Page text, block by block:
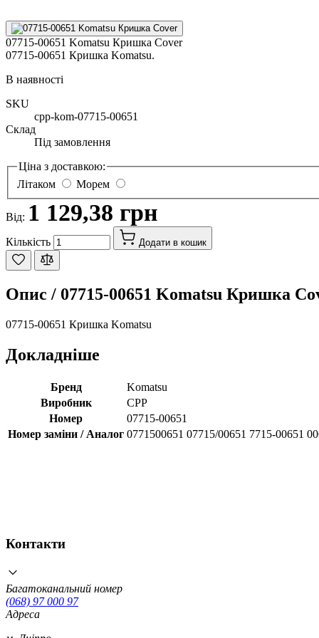
07715-00651 Komatsu Кришка Cover
07715-00651 Кришка Komatsu.
В наявності
SKU
cpp-kom-07715-00651
Склад
Під замовлення
Ціна з доставкою:
Літаком
Морем
Від: 1 129,38 грн
Кількість Додати в кошик
Опис / 07715-00651 Komatsu Кришка
07715-00651 Кришка Komatsu
Докладніше
Бренд
Komatsu
Виробник
CPP
Номер
07715-00651
Номер заміни / Аналог 0771500651 07715/00651 7715-00651
Контакти
Багатоканальний номер
(068) 97 000 97
Адреса